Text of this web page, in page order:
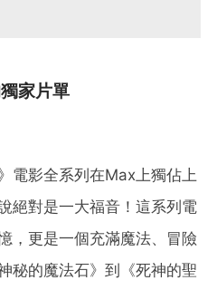
家片單
電影全系列在Max上獨佔上
絕對是一大福音！這系列電
，更是一個充滿魔法、冒險
秘的魔法石》到《死神的聖